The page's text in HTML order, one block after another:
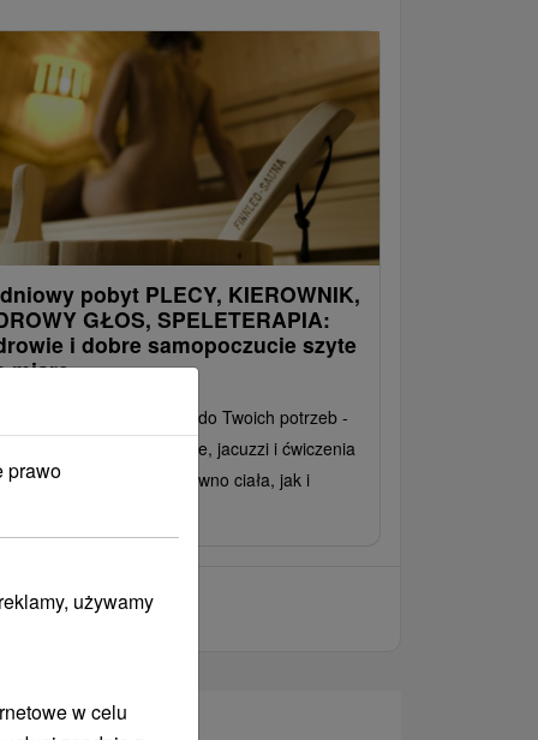
pobyt PLECY, KIEROWNIK,
GŁOS, SPELETERAPIA:
i dobre samopoczucie szyte
miarę
pobyt dostosowany do Twoich potrzeb -
zabiegi, masaże, jacuzzi i ćwiczenia
regenerację zarówno ciała, jak i
prawo
używamy
w celu